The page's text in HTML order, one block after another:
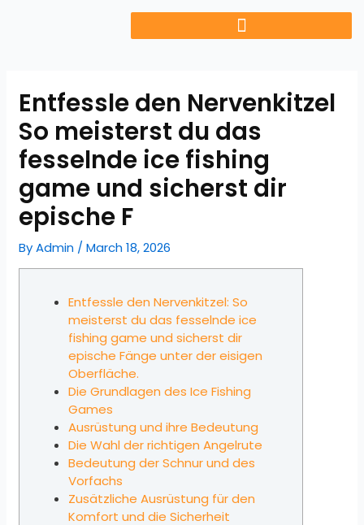
Entfessle den Nervenkitzel
So meisterst du das
fesselnde ice fishing
game und sicherst dir
epische F
ByAdmin /March 18, 2026
Entfessle den Nervenkitzel: So
meisterst du das fesselnde ice
fishing game und sicherst dir
epische Fänge unter der eisigen
Oberfläche.
Die Grundlagen des Ice Fishing
Games
Ausrüstung und ihre Bedeutung
Die Wahl der richtigen Angelrute
Bedeutung der Schnur und des
Vorfachs
Zusätzliche Ausrüstung für den
Komfort und die Sicherheit